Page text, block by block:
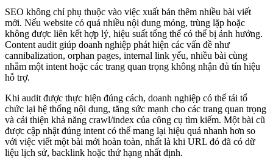
SEO không chỉ phụ thuộc vào việc xuất bản thêm nhiều bài viết
mới. Nếu website có quá nhiều nội dung mỏng, trùng lặp hoặc
không được liên kết hợp lý, hiệu suất tổng thể có thể bị ảnh hưởng.
Content audit giúp doanh nghiệp phát hiện các vấn đề như
cannibalization, orphan pages, internal link yếu, nhiều bài cùng
nhắm một intent hoặc các trang quan trọng không nhận đủ tín hiệu
hỗ trợ.
Khi audit được thực hiện đúng cách, doanh nghiệp có thể tái tổ
chức lại hệ thống nội dung, tăng sức mạnh cho các trang quan trọng
và cải thiện khả năng crawl/index của công cụ tìm kiếm. Một bài cũ
được cập nhật đúng intent có thể mang lại hiệu quả nhanh hơn so
với việc viết một bài mới hoàn toàn, nhất là khi URL đó đã có dữ
liệu lịch sử, backlink hoặc thứ hạng nhất định.